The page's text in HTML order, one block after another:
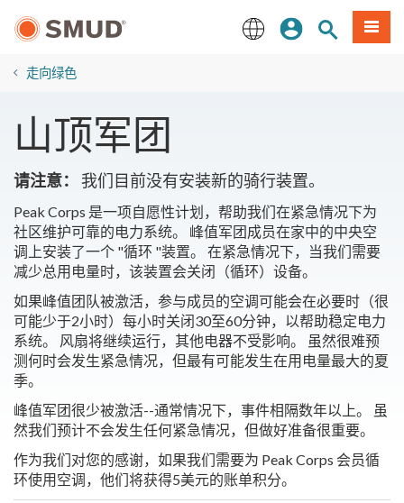
登录网站搜索
項目
走向绿色
山顶军团
请注意： 我们目前没有安装新的骑行装置。
Peak Corps 是一项自愿性计划，帮助我们在紧急情况下为
社区维护可靠的电力系统。 峰值军团成员在家中的中央空
调上安装了一个 "循环 "装置。 在紧急情况下，当我们需要
减少总用电量时，该装置会关闭（循环）设备。
如果峰值团队被激活，参与成员的空调可能会在必要时（很
可能少于2小时）每小时关闭30至60分钟，以帮助稳定电力
系统。 风扇将继续运行，其他电器不受影响。 虽然很难预
测何时会发生紧急情况，但最有可能发生在用电量最大的夏
季。
峰值军团很少被激活--通常情况下，事件相隔数年以上。 虽
然我们预计不会发生任何紧急情况，但做好准备很重要。
作为我们对您的感谢，如果我们需要为 Peak Corps 会员循
环使用空调，他们将获得5美元的账单积分。